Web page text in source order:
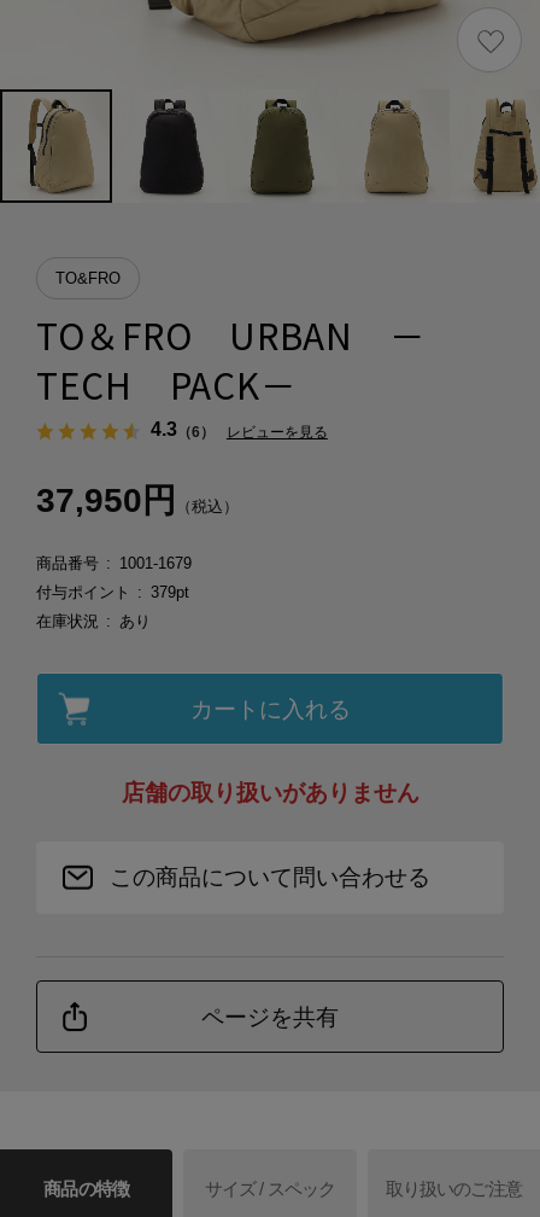
TO&FRO
TO＆FRO URBAN －
TECH PACK－
4.3（6） レビューを見る
37,950円 （税込）
商品番号
1001-1679
付与ポイント
379pt
在庫状況
あり
カートに入れる
店舗の取り扱いがありません
この商品について問い合わせる
ページを共有
商品の特徴 サイズ / スペック 取り扱いのご注意